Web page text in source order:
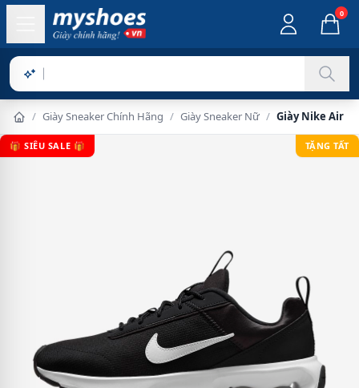
0
Sản phẩm c
/ Giày Sneaker Chính Hãng / Giày Sneaker Nữ / Giày Nike Air
🎁 SIÊU SALE 🎁 TẶNG TẤT